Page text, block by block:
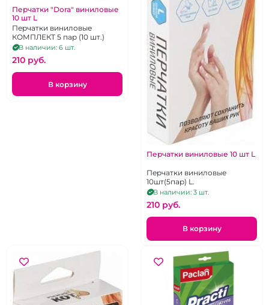
Перчатки "Dora" виниловые
10 шт L
Перчатки виниловые
КОМПЛЕКТ 5 пар (10 шт.)
В наличии: 6 шт.
210 pуб.
В корзину
Перчатки виниловые 10 шт L
Перчатки виниловые
10шт(5пар) L.
В наличии: 3 шт.
210 pуб.
В корзину